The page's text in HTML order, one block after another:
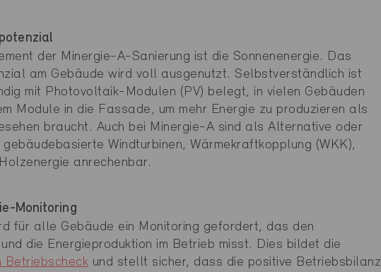
der Minergie-A-Sanierung ist die Sonnenenergie. Das
am Gebäude wird voll ausgenutzt. Selbstverständlich ist
mit Photovoltaik-Modulen (PV) belegt, in vielen Gebäuden
Module in die Fassade, um mehr Energie zu produzieren als
braucht. Auch bei Minergie-A sind als Alternative oder
gebäudebasierte Windturbinen, Wärmekraftkopplung (WKK),
anrechenbar.
Monitoring
für alle Gebäude ein Monitoring gefordert, das den
die Energieproduktion im Betrieb misst. Dies bildet die
Betriebscheck und stellt sicher, dass die positive Betriebsbilanz